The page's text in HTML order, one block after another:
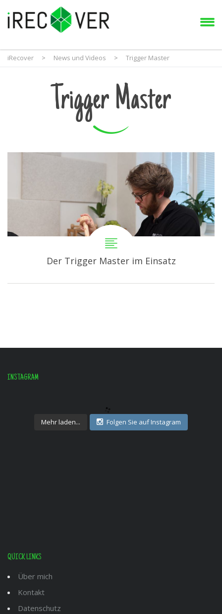
iRecover > News und Videos > Trigger Master
Trigger Master
Der Trigger Master im Einsatz
INSTAGRAM
Mehr laden... Folgen Sie auf Instagram
QUICK LINKS
Über mich
Kontakt
Datenschutz